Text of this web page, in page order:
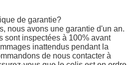
de garantie?
nous avons une garantie d'un an.
sont inspectées à 100% avant
inattendus pendant la
de nous contacter à